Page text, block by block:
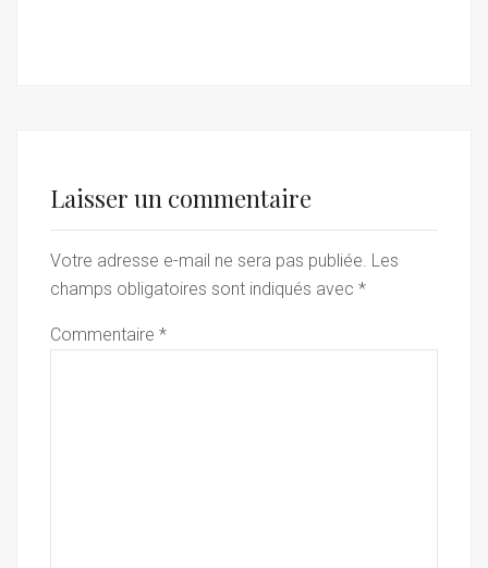
Laisser un commentaire
Votre adresse e-mail ne sera pas publiée. Les
champs obligatoires sont indiqués avec *
Commentaire *